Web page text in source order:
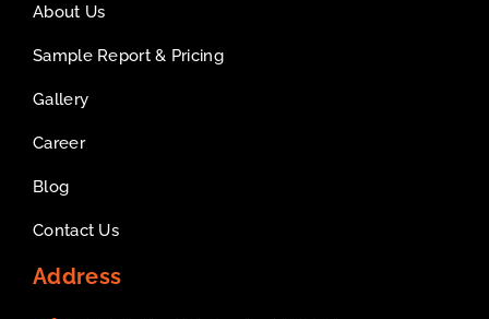
About Us
Sample Report & Pricing
Gallery
Career
Blog
Contact Us
Address